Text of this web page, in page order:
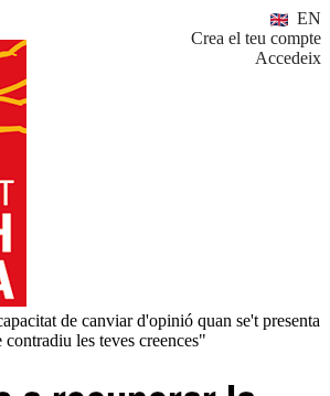
EN
Crea el teu compte
Accedeix
de canviar d'opinió quan se't presenta
les teves creences"